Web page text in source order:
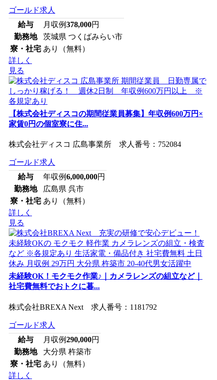
ゴールド求人
給与
月収例378,000円
勤務地
茨城県 つくばみらい市
寮・社宅 あり（無料）
詳しく
見る
【株式会社ディスコの期間従業員募集】年収例600万円×
家賃0円の個室寮に住...
株式会社ディスコ 広島事業所 求人番号：752084
ゴールド求人
給与
年収例6,000,000円
勤務地
広島県 呉市
寮・社宅 あり（無料）
詳しく
見る
未経験OK！モクモク作業♪｜カメラレンズの組立など｜
社宅費無料でおトクに暮...
株式会社BREXA Next 求人番号：1181792
ゴールド求人
給与
月収例290,000円
勤務地
大分県 杵築市
寮・社宅 あり（無料）
詳しく